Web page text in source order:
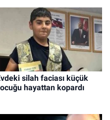
silah faciası küçük
hayattan kopardı